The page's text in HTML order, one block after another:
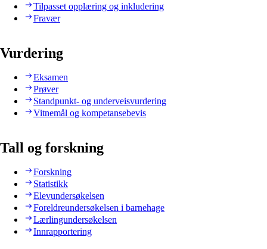
Tilpasset opplæring og inkludering
Fravær
Vurdering
Eksamen
Prøver
Standpunkt- og underveisvurdering
Vitnemål og kompetansebevis
Tall og forskning
Forskning
Statistikk
Elevundersøkelsen
Foreldreundersøkelsen i barnehage
Lærlingundersøkelsen
Innrapportering